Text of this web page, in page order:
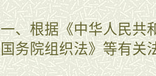
一、根据《中华人民共
国务院组织法》等有关